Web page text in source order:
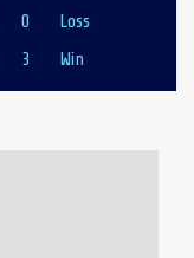
0
Loss
3 Win